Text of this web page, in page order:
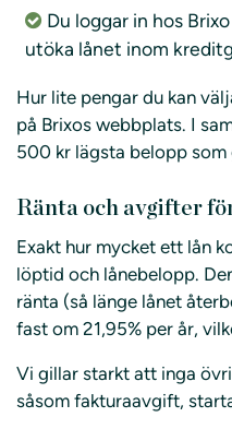
Du loggar in hos
utöka lånet inom
Hur lite pengar du kan
på Brixos webbplats. I
500 kr lägsta belopp som
Ränta och avgifter
Exakt hur mycket ett lån
löptid och lånebelopp.
ränta (så länge lånet
fast om 21,95% per år,
Vi gillar starkt att inga
såsom fakturaavgift,